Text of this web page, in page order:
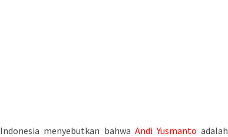
menyebutkan bahwa Andi Yusmanto adalah